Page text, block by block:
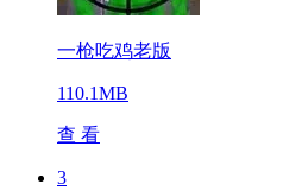
一枪吃鸡老版
110.1MB
查 看
3